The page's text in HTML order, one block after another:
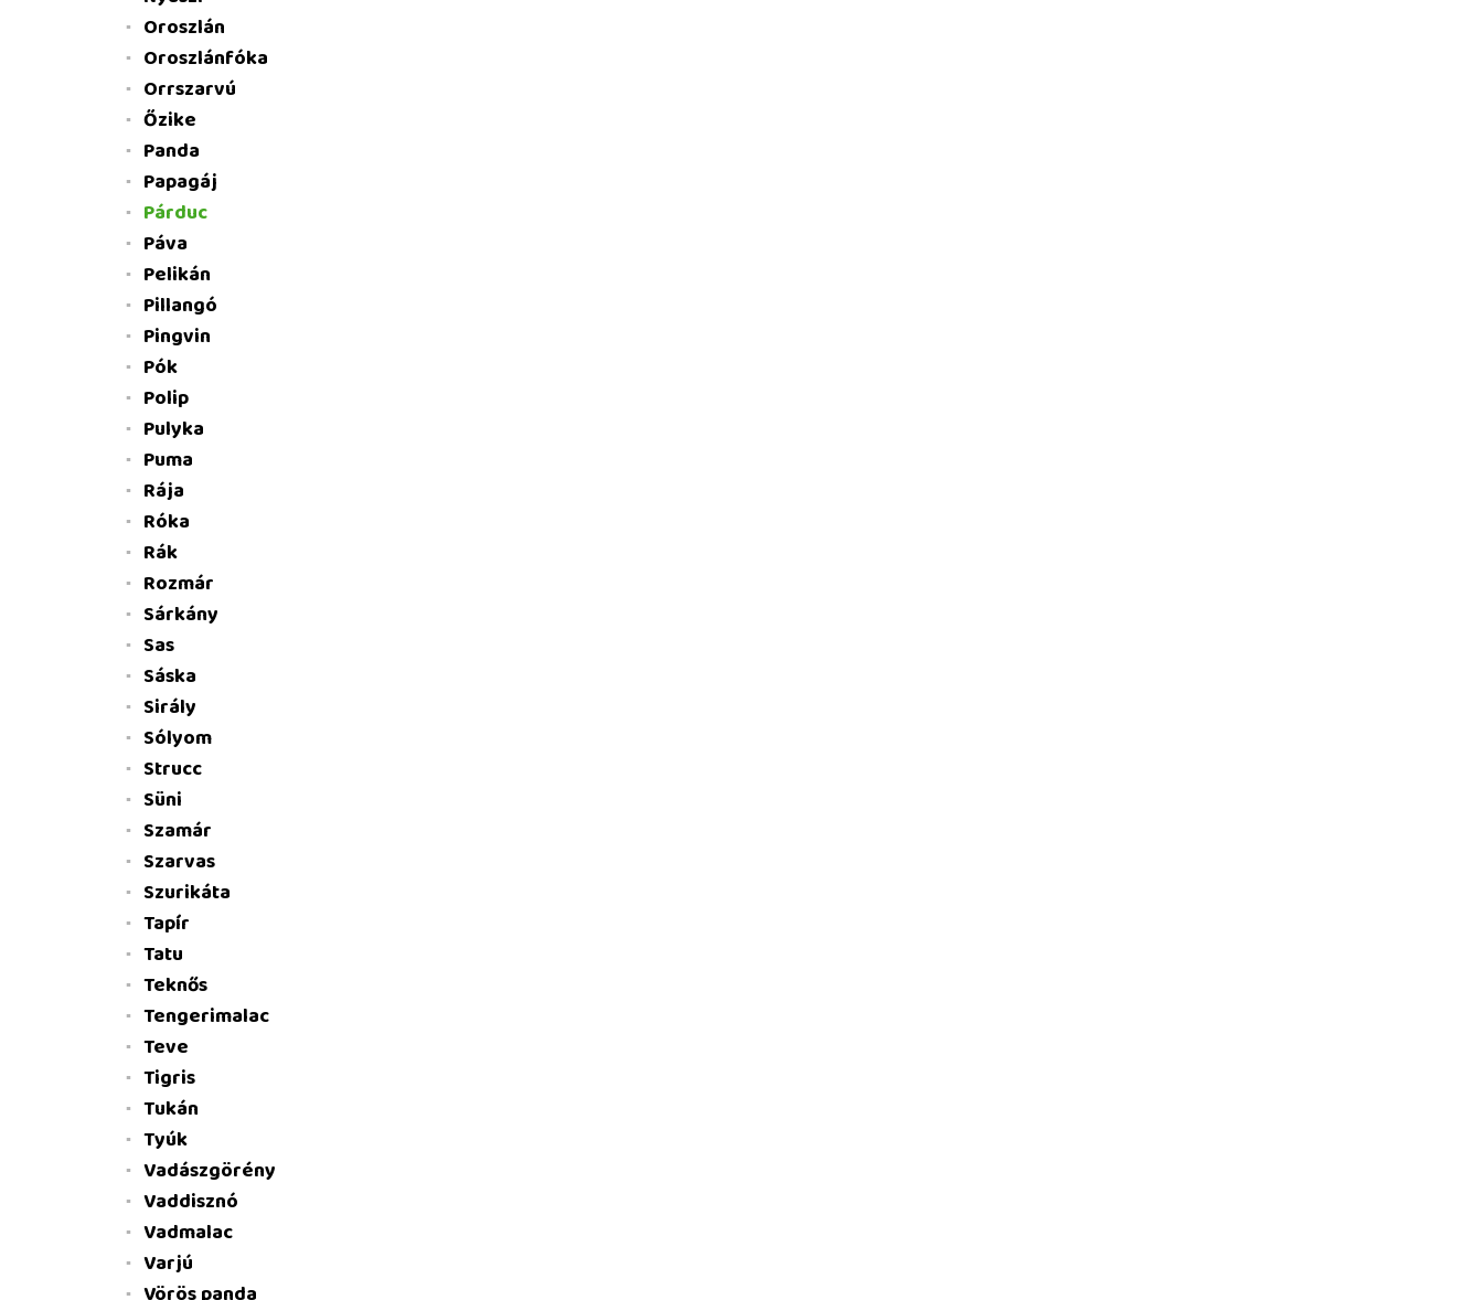
Oroszlán
Oroszlánfóka
Orrszarvú
Őzike
Panda
Papagáj
Párduc
Páva
Pelikán
Pillangó
Pingvin
Pók
Polip
Pulyka
Puma
Rája
Róka
Rák
Rozmár
Sárkány
Sas
Sáska
Sirály
Sólyom
Strucc
Süni
Szamár
Szarvas
Szurikáta
Tapír
Tatu
Teknős
Tengerimalac
Teve
Tigris
Tukán
Tyúk
Vadászgörény
Vaddisznó
Vadmalac
Varjú